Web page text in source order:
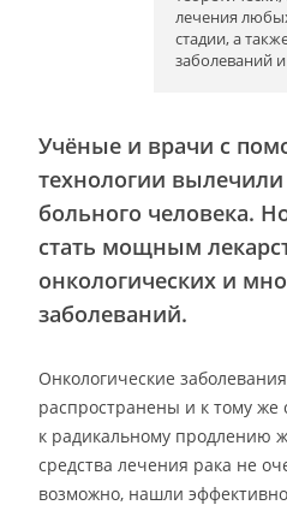
лечения
стадии, а
заболеваний
Учёные и врачи с
технологии
больного человека.
стать мощным
онкологических и
заболеваний.
Онкологические
распространены и к тому же
к радикальному продлению
средства лечения рака не
возможно, нашли